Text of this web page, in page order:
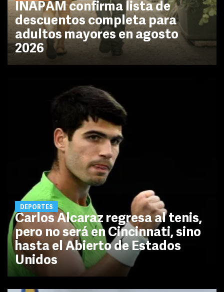
INAPAM confirma lista de
descuentos completa para
adultos mayores en agosto
2026
DEPORTES
Carlos Alcaraz regresa al tenis,
pero no será en Cincinnati, sino
hasta el Abierto de Estados
Unidos